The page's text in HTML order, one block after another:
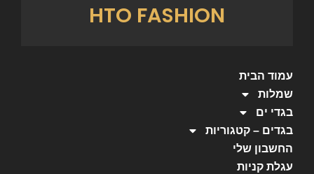
HTO FASHION
עמוד הבית
שמלות
בגדי ים
בגדים – קטגוריות
החשבון שלי
עגלת קניות